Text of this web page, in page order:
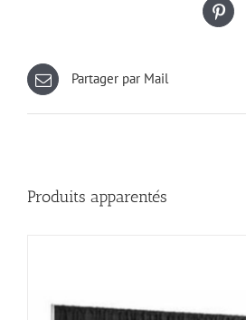
Partager par Mail
Produits apparentés